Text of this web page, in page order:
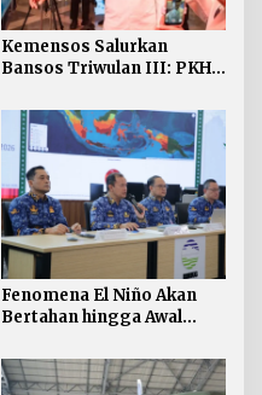
Kemensos Salurkan
Bansos Triwulan III: PKH 7
Fenomena El Niño Akan
Bertahan hingga Awal
2027